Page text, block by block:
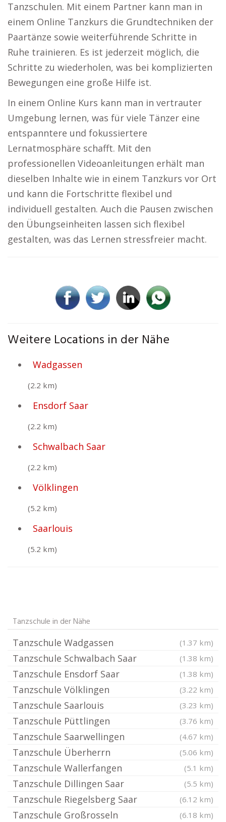
Tanzschulen. Mit einem Partner kann man in
einem Online Tanzkurs die Grundtechniken der
Paartänze sowie weiterführende Schritte in
Ruhe trainieren. Es ist jederzeit möglich, die
Schritte zu wiederholen, was bei komplizierten
Bewegungen eine große Hilfe ist.
In einem Online Kurs kann man in vertrauter
Umgebung lernen, was für viele Tänzer eine
entspanntere und fokussiertere
Lernatmosphäre schafft. Mit den
professionellen Videoanleitungen erhält man
dieselben Inhalte wie in einem Tanzkurs vor Ort
und kann die Fortschritte flexibel und
individuell gestalten. Auch die Pausen zwischen
den Übungseinheiten lassen sich flexibel
gestalten, was das Lernen stressfreier macht.
Weitere Locations in der Nähe
Wadgassen
(2.2 km)
Ensdorf Saar
(2.2 km)
Schwalbach Saar
(2.2 km)
Völklingen
(5.2 km)
Saarlouis
(5.2 km)
Tanzschule in der Nähe
Tanzschule Wadgassen (1.37 km)
Tanzschule Schwalbach Saar (1.38 km)
Tanzschule Ensdorf Saar (1.38 km)
Tanzschule Völklingen (3.22 km)
Tanzschule Saarlouis (3.23 km)
Tanzschule Püttlingen (3.76 km)
Tanzschule Saarwellingen (4.67 km)
Tanzschule Überherrn (5.06 km)
Tanzschule Wallerfangen (5.1 km)
Tanzschule Dillingen Saar (5.5 km)
Tanzschule Riegelsberg Saar (6.12 km)
Tanzschule Großrosseln (6.18 km)